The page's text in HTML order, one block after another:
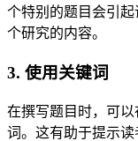
个特别的题目会引
个研究的内容。
3. 使用关键词
在撰写题目时，可
词。这有助于提示